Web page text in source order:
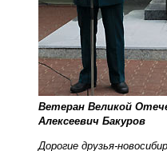
Ветеран Великой
Алексеевич Бакуров
Дорогие друзья-